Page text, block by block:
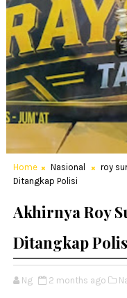
Home Nasional roy
Ditangkap Polisi
Akhirnya Roy
Ditangkap
Ng 2 months ago